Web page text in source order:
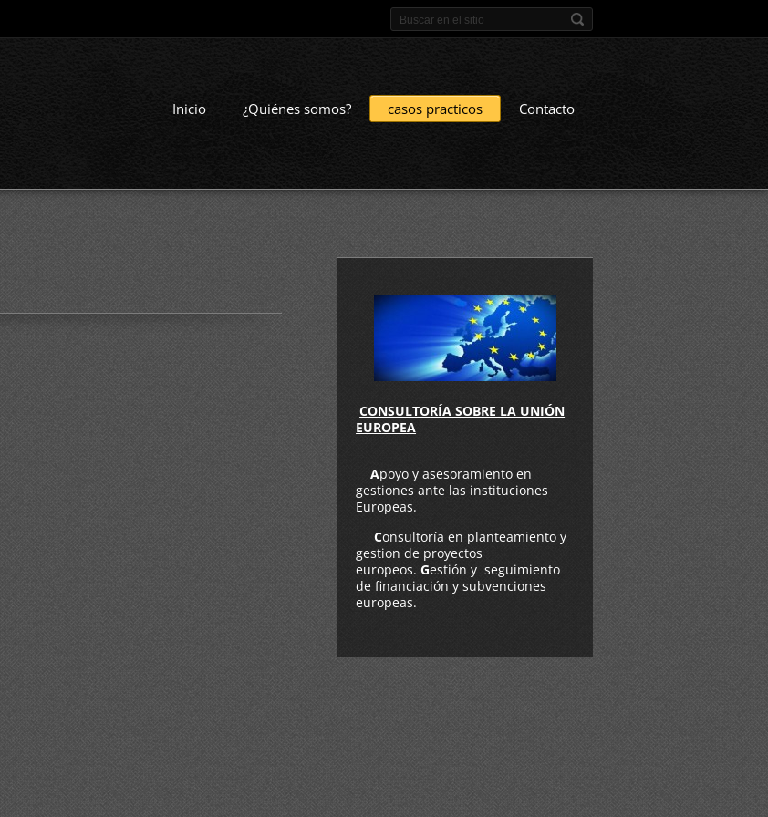
Inicio ¿Quiénes somos? casos practicos Contacto
CONSULTORÍA SOBRE LA UNIÓN
EUROPEA
Apoyo y asesoramiento en
gestiones ante las instituciones
Europeas.
Consultoría en planteamiento y
gestion de proyectos
europeos.Gestión y seguimiento
de financiación y subvenciones
europeas.